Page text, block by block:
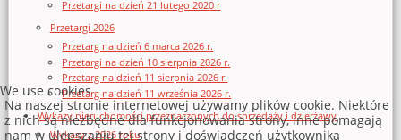
Przetargi na dzień 21 lutego 2020 r
Przetargi 2026
Przetarg na dzień 6 marca 2026 r.
Przetargi na dzień 10 sierpnia 2026 r.
Przetarg na dzień 11 sierpnia 2026 r.
Przetarg na dzień 11 września 2026 r.
Wykazy nieruchomości przeznaczonych do sprzedaży i dzierżawy
Wykazy z 2026 roku
We use cookies
Na naszej stronie internetowej używamy plików cookie. Niektóre
z nich są niezbędne dla funkcjonowania strony, inne pomagają
nam w ulepszaniu tej strony i doświadczeń użytkownika